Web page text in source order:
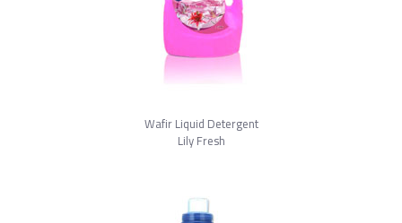
Wafir Liquid Detergent
Lily Fresh